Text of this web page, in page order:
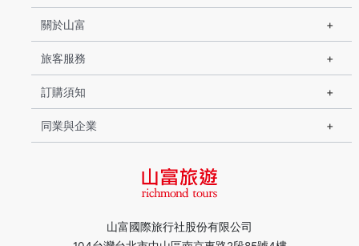
山富國際旅行社股份有限公司
關於山富
旅客服務
訂購須知
同業與企業